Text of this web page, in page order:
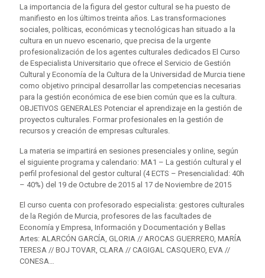
La importancia de la figura del gestor cultural se ha puesto de
manifiesto en los últimos treinta años. Las transformaciones
sociales, políticas, económicas y tecnológicas han situado a la
cultura en un nuevo escenario, que precisa de la urgente
profesionalización de los agentes culturales dedicados El Curso
de Especialista Universitario que ofrece el Servicio de Gestión
Cultural y Economía de la Cultura de la Universidad de Murcia tiene
como objetivo principal desarrollar las competencias necesarias
para la gestión económica de ese bien común que es la cultura.
OBJETIVOS GENERALES Potenciar el aprendizaje en la gestión de
proyectos culturales. Formar profesionales en la gestión de
recursos y creación de empresas culturales.
La materia se impartirá en sesiones presenciales y online, según
el siguiente programa y calendario: MA1 – La gestión cultural y el
perfil profesional del gestor cultural (4 ECTS – Presencialidad: 40h
– 40%) del 19 de Octubre de 2015 al 17 de Noviembre de 2015
El curso cuenta con profesorado especialista: gestores culturales
de la Región de Murcia, profesores de las facultades de
Economía y Empresa, Información y Documentación y Bellas
Artes: ALARCÓN GARCÍA, GLORIA // AROCAS GUERRERO, MARÍA
TERESA // BOJ TOVAR, CLARA // CAGIGAL CASQUERO, EVA //
CONESA…